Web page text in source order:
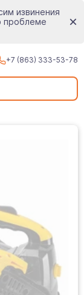
извинения
проблеме
+7 (863) 333-53-78